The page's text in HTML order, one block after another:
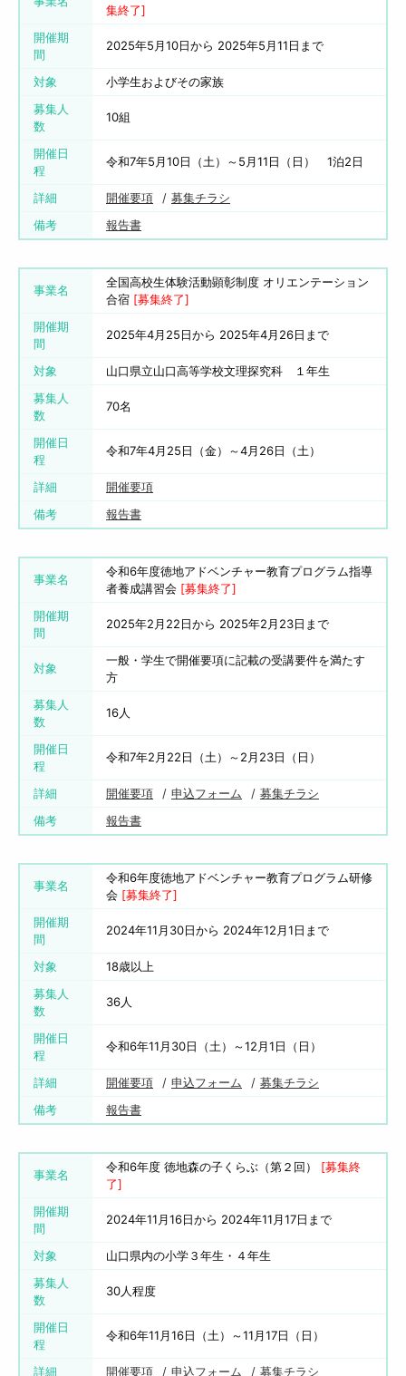
集終了]
開催期
間
2025年5月10日から 2025年5月11日まで
対象
小学生およびその家族
募集人
数
10組
開催日
程
令和7年5月10日（土）～5月11日（日） 1泊2日
詳細 開催要項
募集チラシ
備考
報告書
事業名
全国高校生体験活動顕彰制度 オリエンテーション
合宿 [募集終了]
開催期
間
2025年4月25日から 2025年4月26日まで
対象
山口県立山口高等学校文理探究科 １年生
募集人
数
70名
開催日
程
令和7年4月25日（金）～4月26日（土）
詳細
開催要項
備考
報告書
事業名
令和6年度徳地アドベンチャー教育プログラム指導
者養成講習会 [募集終了]
開催期
間
2025年2月22日から 2025年2月23日まで
対象
一般・学生で開催要項に記載の受講要件を満たす
方
募集人
数
16人
開催日
程
令和7年2月22日（土）～2月23日（日）
詳細 開催要項 申込フォーム
募集チラシ
備考
報告書
事業名
令和6年度徳地アドベンチャー教育プログラム研修
会 [募集終了]
開催期
間
2024年11月30日から 2024年12月1日まで
対象
18歳以上
募集人
数
36人
開催日
程
令和6年11月30日（土）～12月1日（日）
詳細 開催要項 申込フォーム
募集チラシ
備考
報告書
事業名
令和6年度 徳地森の子くらぶ（第２回）
[募集終
了]
開催期
間
2024年11月16日から 2024年11月17日まで
対象
山口県内の小学３年生・４年生
募集人
数
30人程度
開催日
程
令和6年11月16日（土）～11月17日（日）
詳細 開催要項 申込フォーム
募集チラシ